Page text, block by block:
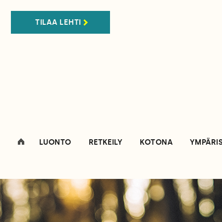
TILAA LEHTI
LUONTO RETKEILY KOTONA